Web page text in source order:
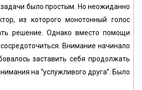
было простым. Но неожиданно
из которого монотонный голос
решение. Однако вместо помощи
Внимание начинало
заставить себя продолжать
на “услужливого друга”. Было